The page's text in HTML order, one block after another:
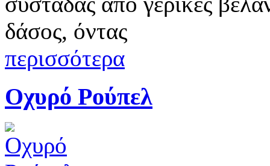
δάσος, όντας
περισσότερα
Οχυρό Ρούπελ